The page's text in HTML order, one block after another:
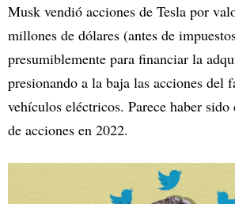
Musk vendió acciones de Tesla por
millones de dólares (antes de
presumiblemente para financiar la
presionando a la baja las acciones del
vehículos eléctricos. Parece haber
de acciones en 2022.